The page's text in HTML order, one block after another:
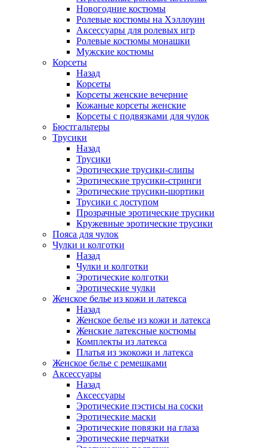
Новогодние костюмы
Ролевые костюмы на Хэллоуин
Аксессуары для ролевых игр
Ролевые костюмы монашки
Мужские костюмы
Корсеты
Назад
Корсеты
Корсеты женские вечерние
Кожаные корсеты женские
Корсеты с подвязками для чулок
Бюстгальтеры
Трусики
Назад
Трусики
Эротические трусики-слипы
Эротические трусики-стринги
Эротические трусики-шортики
Трусики с доступом
Прозрачные эротические трусики
Кружевные эротические трусики
Пояса для чулок
Чулки и колготки
Назад
Чулки и колготки
Эротические колготки
Эротические чулки
Женское белье из кожи и латекса
Назад
Женское белье из кожи и латекса
Женские латексные костюмы
Комплекты из латекса
Платья из экокожи и латекса
Женское белье с ремешками
Аксессуары
Назад
Аксессуары
Эротические пэстисы на соски
Эротические маски
Эротические повязки на глаза
Эротические перчатки